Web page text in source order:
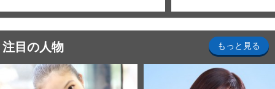
注目の人物 もっと見る